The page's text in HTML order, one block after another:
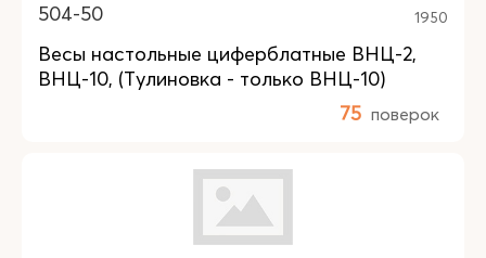
504-50 1950
Весы настольные циферблатные ВНЦ-2,
ВНЦ-10, (Тулиновка - только ВНЦ-10)
75 поверок